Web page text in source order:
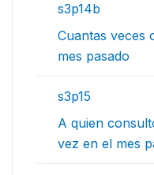
s3p14b
Cuantas veces
mes pasado
s3p15
A quien
vez en el mes